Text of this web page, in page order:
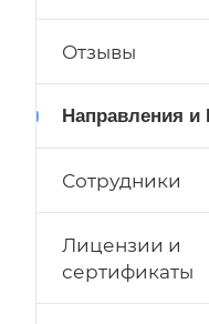
Отзывы
Направления и
Сотрудники
Лицензии и
сертификаты